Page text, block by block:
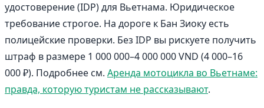
удостоверение (IDP) для Вьетнама. Юридическое
требование строгое. На дороге к Бан Зиоку есть
полицейские проверки. Без IDP вы рискуете получить
штраф в размере 1 000 000–4 000 000 VND (4 000–16
000 ₽). Подробнее см. Аренда мотоцикла во Вьетнаме:
правда, которую туристам не рассказывают.